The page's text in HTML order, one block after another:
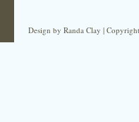
Design by Randa Clay |